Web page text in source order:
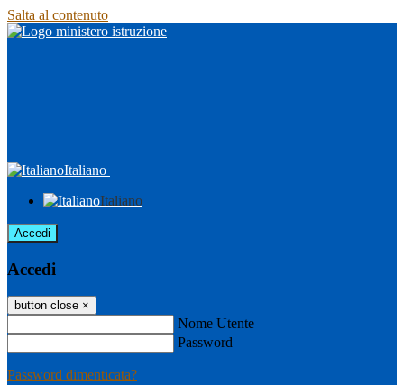
Salta al contenuto
Italiano
Italiano
Accedi
Accedi
button close ×
Nome Utente
Password
Password dimenticata?